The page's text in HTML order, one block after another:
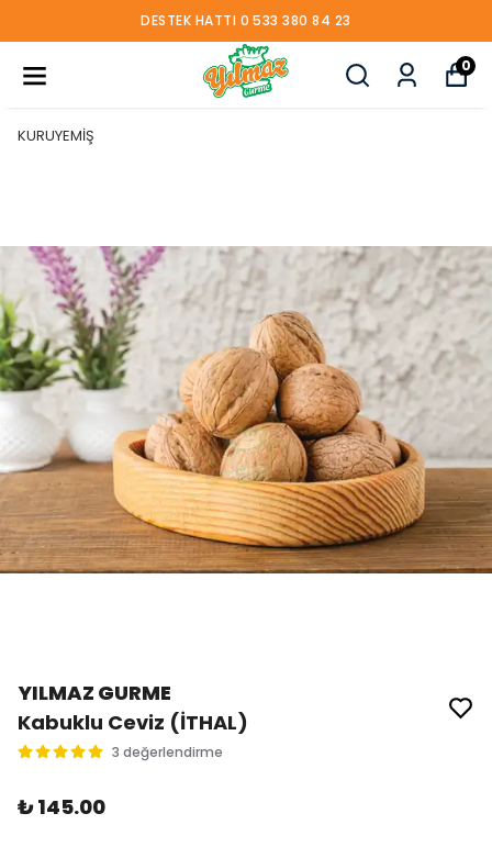
DESTEK HATTI 0 533 380 84 23
0
KURUYEMİŞ
YILMAZ GURME
Kabuklu Ceviz (İTHAL)
3 değerlendirme
₺ 145.00